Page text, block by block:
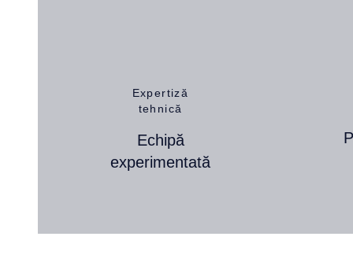
Expertiză
tehnică
Echipă
experimentată